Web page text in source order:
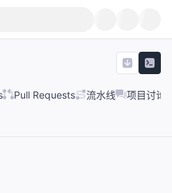
Pull Requests 流水线 项目讨论